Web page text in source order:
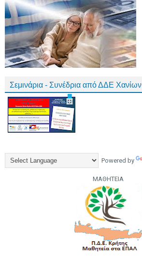
Σεμινάρια - Συνέδρια από ΔΔΕ Χανίων
Powered by
ΜΑΘΗΤΕΙΑ